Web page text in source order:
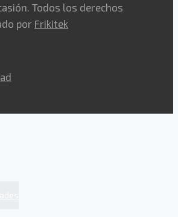
Todos los derechos
por Frikitek